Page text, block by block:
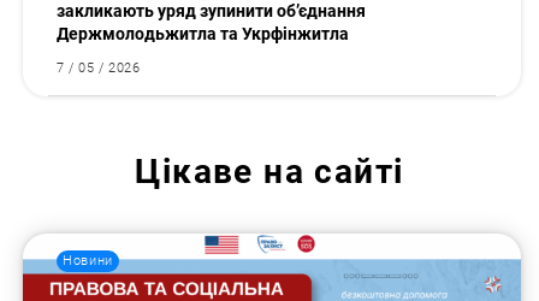
закликають уряд зупинити об’єднання
Держмолодьжитла та Укрфінжитла
7 / 05 / 2026
Цікаве на сайті
Новини